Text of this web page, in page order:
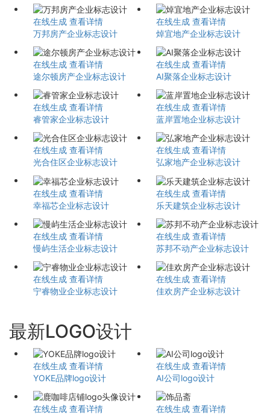
在线生成 查看详情
万邦房产企业标志设计
在线生成 查看详情
焯宜地产企业标志设计
在线生成 查看详情
途尔顿房产企业标志设计
在线生成 查看详情
AI聚落企业标志设计
在线生成 查看详情
睿管家企业标志设计
在线生成 查看详情
蓝岸置地企业标志设计
在线生成 查看详情
光合住区企业标志设计
在线生成 查看详情
弘家地产企业标志设计
在线生成 查看详情
幸福芯企业标志设计
在线生成 查看详情
乐天建筑企业标志设计
在线生成 查看详情
慢屿生活企业标志设计
在线生成 查看详情
苏邦不动产企业标志设计
在线生成 查看详情
宁睿物业企业标志设计
在线生成 查看详情
佳欢房产企业标志设计
最新LOGO设计
在线生成 查看详情
YOKE品牌logo设计
在线生成 查看详情
AI公司logo设计
在线生成 查看详情
在线生成 查看详情